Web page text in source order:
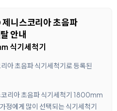
니스코리아 초음파
안내
식기세척기
아 초음파 식기세척기로 등록된
리아 초음파 식기세척기 1800mm
정에게 많이 선택되는 식기세척기